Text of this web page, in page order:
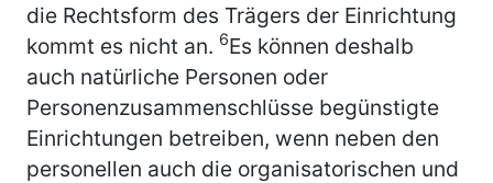
die Rechtsform des Trägers der Einrichtung
kommt es nicht an. 6Es können deshalb
auch natürliche Personen oder
Personenzusammenschlüsse begünstigte
Einrichtungen betreiben, wenn neben den
personellen auch die organisatorischen und